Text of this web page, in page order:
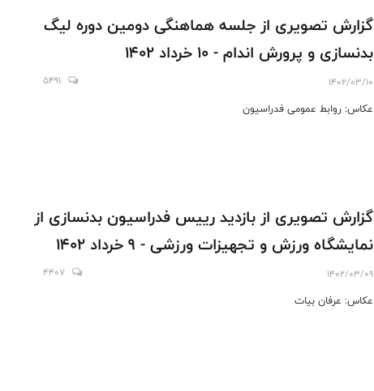
گزارش تصویری از جلسه هماهنگی دومین دوره لیگ
بدنسازی و پرورش اندام - 10 خرداد 1402
1402/03/10
5491
عکاس: روابط عمومی فدراسیون
گزارش تصویری از بازدید رییس فدراسیون بدنسازی از
نمایشگاه ورزش و تجهیزات ورزشی - 9 خرداد 1402
1402/03/09
4407
عکاس: عرفان بیات